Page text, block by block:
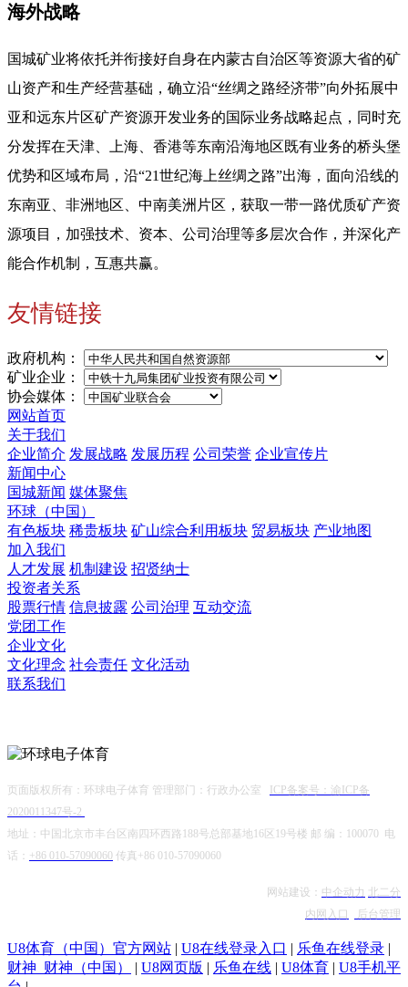
海外战略
国城矿业将依托并衔接好自身在内蒙古自治区等资源大省的矿
山资产和生产经营基础，确立沿“丝绸之路经济带”向外拓展中
亚和远东片区矿产资源开发业务的国际业务战略起点，同时充
分发挥在天津、上海、香港等东南沿海地区既有业务的桥头堡
优势和区域布局，沿“21世纪海上丝绸之路”出海，面向沿线的
东南亚、非洲地区、中南美洲片区，获取一带一路优质矿产资
源项目，加强技术、资本、公司治理等多层次合作，并深化产
能合作机制，互惠共赢。
友情链接
政府机构：
矿业企业：
协会媒体：
网站首页
关于我们
企业简介 发展战略 发展历程 公司荣誉 企业宣传片
新闻中心
国城新闻 媒体聚焦
环球（中国）
有色板块 稀贵板块 矿山综合利用板块 贸易板块 产业地图
加入我们
人才发展 机制建设 招贤纳士
投资者关系
股票行情 信息披露 公司治理 互动交流
党团工作
企业文化
文化理念 社会责任 文化活动
联系我们
页面版权所有：环球电子体育 管理部门：行政办公室 ICP备案号：渝ICP备
2020011347号-2
地址：中国北京市丰台区南四环西路188号总部基地16区19号楼 邮 编：100070 电
话： +86 010-57090060 传真+86 010-57090060
网站建设： 中企动力
北二分
内网入口
后台管理
U8体育（中国）官方网站 | U8在线登录入口 | 乐鱼在线登录 |
财神_财神（中国）
| U8网页版 | 乐鱼在线 | U8体育 | U8手机平